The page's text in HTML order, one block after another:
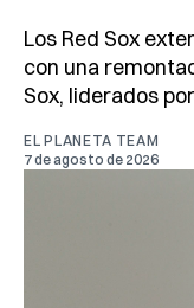
Los Red Sox
con una
Sox, liderados
EL PLANETA TEAM
7 de agosto de 2026